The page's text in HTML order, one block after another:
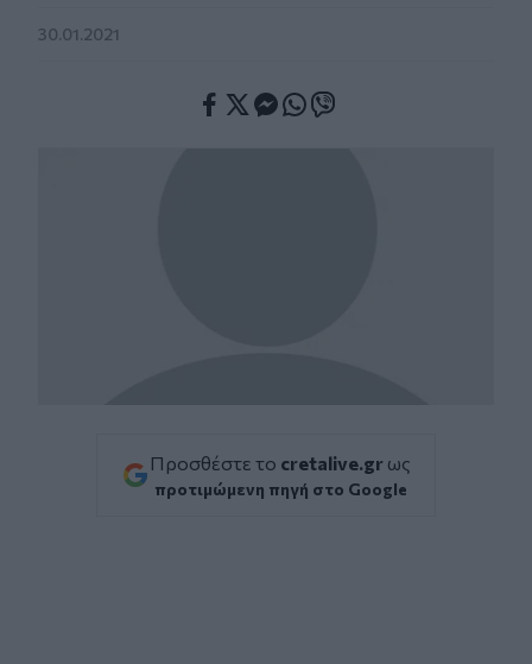
30.01.2021
Προσθέστε το cretalive.gr ως
προτιμώμενη πηγή στο Google